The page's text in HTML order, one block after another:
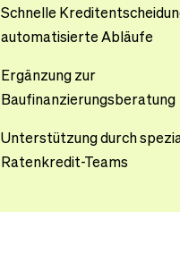
Schnelle
automatisierte Abläufe
Ergänzung zur
Baufinanzierungsberatung
Unterstützung durch
Ratenkredit-Teams